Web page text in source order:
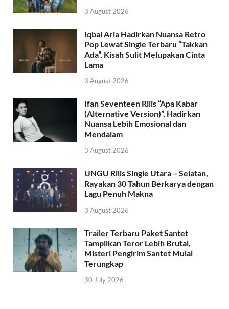
3 August 2026
Iqbal Aria Hadirkan Nuansa Retro
Pop Lewat Single Terbaru “Takkan
Ada”, Kisah Sulit Melupakan Cinta
Lama
3 August 2026
Ifan Seventeen Rilis “Apa Kabar
(Alternative Version)”, Hadirkan
Nuansa Lebih Emosional dan
Mendalam
3 August 2026
UNGU Rilis Single Utara – Selatan,
Rayakan 30 Tahun Berkarya dengan
Lagu Penuh Makna
3 August 2026
Trailer Terbaru Paket Santet
Tampilkan Teror Lebih Brutal,
Misteri Pengirim Santet Mulai
Terungkap
30 July 2026